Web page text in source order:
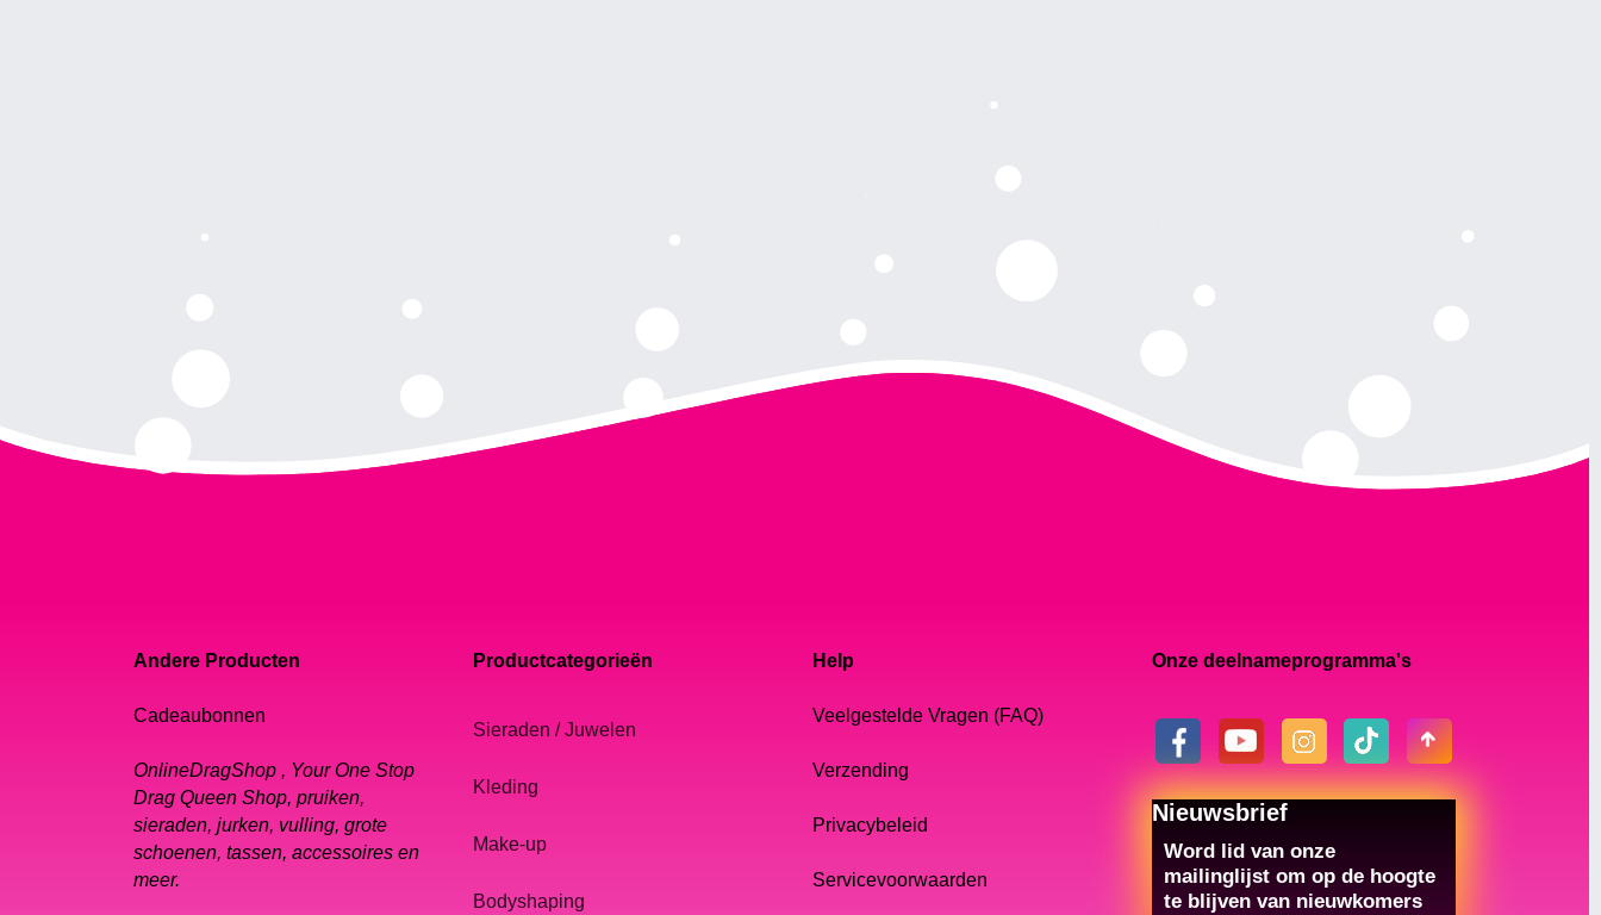
Andere Producten
Cadeaubonnen
OnlineDragShop , Your One Stop
Drag Queen Shop, pruiken,
sieraden, jurken, vulling, grote
schoenen, tassen, accessoires en
meer.
Productcategorieën
Sieraden / Juwelen
Kleding
Make-up
Bodyshaping
Help
Veelgestelde Vragen (FAQ)
Verzending
Privacybeleid
Servicevoorwaarden
Onze deelnameprogramma's
Nieuwsbrief
Word lid van onze
mailinglijst om op de hoogte
te blijven van nieuwkomers